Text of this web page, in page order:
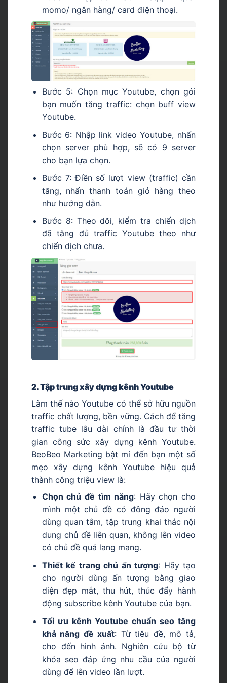
momo/ ngân hàng/ card điện thoại.
Bước 5: Chọn mục Youtube, chọn gói
bạn muốn tăng traffic: chọn buff view
Youtube.
Bước 6: Nhập link video Youtube, nhấn
chọn server phù hợp, sẽ có 9 server
cho bạn lựa chọn.
Bước 7: Điền số lượt view (traffic) cần
tăng, nhấn thanh toán giỏ hàng theo
như hướng dẫn.
Bước 8: Theo dõi, kiểm tra chiến dịch
đã tăng đủ traffic Youtube theo như
chiến dịch chưa.
2. Tập trung xây dựng kênh Youtube
Làm thế nào Youtube có thể sở hữu nguồn
traffic chất lượng, bền vững. Cách để tăng
traffic tube lâu dài chính là đầu tư thời
gian công sức xây dựng kênh Youtube.
BeoBeo Marketing bật mí đến bạn một số
mẹo xây dựng kênh Youtube hiệu quả
thành công triệu view là:
Chọn chủ đề tìm năng: Hãy chọn cho
mình một chủ đề có đông đảo người
dùng quan tâm, tập trung khai thác nội
dung chủ đề liên quan, không lên video
có chủ đề quá lang mang.
Thiết kế trang chủ ấn tượng: Hãy tạo
cho người dùng ấn tượng bằng giao
diện đẹp mắt, thu hút, thúc đẩy hành
động subscribe kênh Youtube của bạn.
Tối ưu kênh Youtube chuẩn seo tăng
khả năng đề xuất: Từ tiêu đề, mô tả,
cho đến hình ảnh. Nghiên cứu bộ từ
khóa seo đáp ứng nhu cầu của người
dùng để lên video lần lượt.